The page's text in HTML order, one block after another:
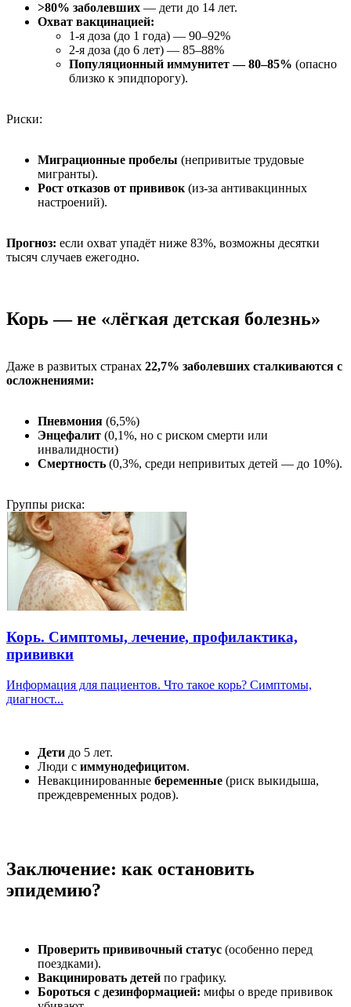
>80% заболевших — дети до 14 лет.
Охват вакцинацией:
1-я доза (до 1 года) — 90–92%
2-я доза (до 6 лет) — 85–88%
Популяционный иммунитет — 80–85% (опасно
близко к эпидпорогу).
Риски:
Миграционные пробелы (непривитые трудовые
мигранты).
Рост отказов от прививок(из-за антивакцинных
настроений).
Прогноз: если охват упадёт ниже 83%, возможны десятки
тысяч случаев ежегодно.
Корь — не «лёгкая детская болезнь»
Даже в развитых странах 22,7% заболевших сталкиваются с
осложнениями:
Пневмония (6,5%)
Энцефалит (0,1%, но с риском смерти или
инвалидности)
Смертность (0,3%, среди непривитых детей — до 10%).
Группы риска:
Корь. Симптомы, лечение, профилактика,
прививки
Информация для пациентов. Что такое корь? Симптомы,
диагност...
Дети до 5 лет.
Люди с иммунодефицитом.
Невакцинированные беременные (риск выкидыша,
преждевременных родов).
Заключение: как остановить
эпидемию?
Проверить прививочный статус (особенно перед
поездками).
Вакцинировать детей по графику.
Бороться с дезинформацией: мифы о вреде прививок